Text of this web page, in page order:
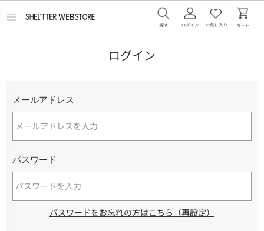
メ
ログイン
メールアドレス
パスワード
パスワードをお忘れの方はこちら（再設定）